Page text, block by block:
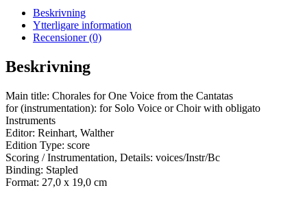
Beskrivning
Ytterligare information
Recensioner (0)
Beskrivning
Main title: Chorales for One Voice from the Cantatas
for (instrumentation): for Solo Voice or Choir with obligato
Instruments
Editor: Reinhart, Walther
Edition Type: score
Scoring / Instrumentation, Details: voices/Instr/Bc
Binding: Stapled
Format: 27,0 x 19,0 cm